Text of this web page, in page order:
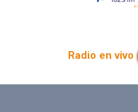
Radio en vivo